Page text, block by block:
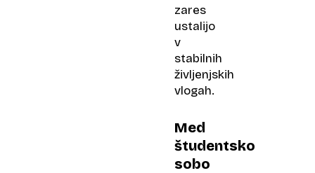
zares
ustalijo
v
stabilnih
življenjskih
vlogah.
Med
študentsko
sobo